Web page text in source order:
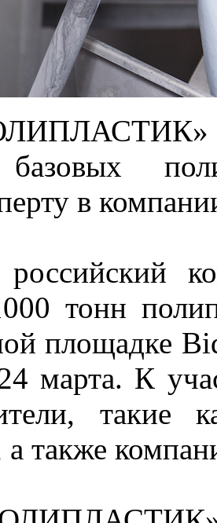
базовых
в
тонн
площадке
марта. К
а также